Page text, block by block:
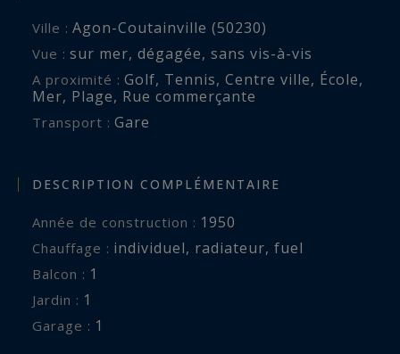
Ville : Agon-Coutainville (50230)
Vue : sur mer, dégagée, sans vis-à-vis
A proximité : Golf, Tennis, Centre ville, École,
Mer, Plage, Rue commerçante
Transport : Gare
DESCRIPTION COMPLÉMENTAIRE
Année de construction : 1950
Chauffage : individuel, radiateur, fuel
balcon : 1
jardin : 1
garage : 1